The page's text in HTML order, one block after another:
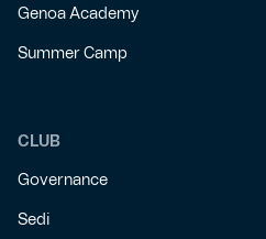
Genoa Academy
Summer Camp
CLUB
Governance
Sedi